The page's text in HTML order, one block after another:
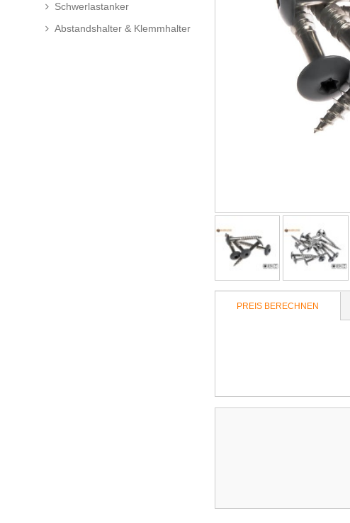
Schwerlastanker
Abstandshalter & Klemmhalter
PREIS BERECHNEN